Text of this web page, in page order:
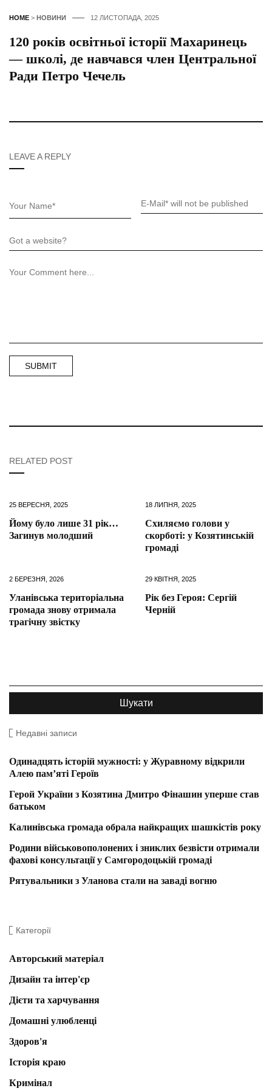
HOME > НОВИНИ 12 ЛИСТОПАДА, 2025
120 років освітньої історії Махаринець
— школі, де навчався член Центральної
Ради Петро Чечель
LEAVE A REPLY
RELATED POST
25 ВЕРЕСНЯ, 2025
Йому було лише 31 рік…
Загинув молодший
18 ЛИПНЯ, 2025
Схиляємо голови у
скорботі: у Козятинській
громаді
2 БЕРЕЗНЯ, 2026
Уланівська територіальна
громада знову отримала
трагічну звістку
29 КВІТНЯ, 2025
Рік без Героя: Сергій
Черній
Недавні записи
Одинадцять історій мужності: у Журавному відкрили
Алею пам’яті Героїв
Герой України з Козятина Дмитро Фінашин уперше став
батьком
Калинівська громада обрала найкращих шашкістів року
Родини військовополонених і зниклих безвісти отримали
фахові консультації у Самгородоцькій громаді
Рятувальники з Уланова стали на заваді вогню
Категорії
Авторський матеріал
Дизайн та інтер'єр
Дієти та харчування
Домашні улюбленці
Здоров'я
Історія краю
Кримінал